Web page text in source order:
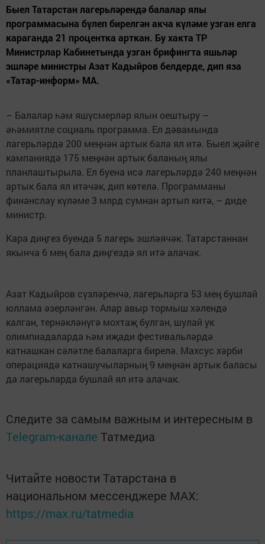
Быел Татарстан лагерьләрендә балалар ялы
программасына бүлеп бирелгән акча күләме узган елга
караганда 21 процентка арткан. Бу хакта ТР
Министрлар Кабинетында узган брифингта яшьләр
эшләре министры Азат Кадыйров белдерде, дип яза
«Татар-информ» МА.
– Балалар һәм яшүсмерләр ялын оештыру –
әһәмиятле социаль программа. Ел дәвамында
лагерьләрдә 200 меңнән артык бала ял итә. Быел җәйге
кампаниядә 175 меңнән артык баланың ялы
планлаштырыла. Ел буена исә лагерьләрдә 240 меңнән
артык бала ял итәчәк, дип көтелә. Программаны
финанслау күләме 3 млрд сумнан артып китә, – диде
министр.
Кара диңгез буенда 5 лагерь эшләячәк. Татарстаннан
якынча 6 мең бала диңгездә ял итә алачак.
Азат Кадыйров сүзләренчә, лагерьларга 53 мең бушлай
юллама әзерләнгән. Алар авыр тормыш хәлендә
калган, тернәкләнүгә мохтаҗ булган, шулай ук
олимпиадаларда һәм иҗади фестивальләрдә
катнашкан сәләтле балаларга бирелә. Махсус хәрби
операциядә катнашучыларның 9 меңнән артык баласы
да лагерьларда бушлай ял итә алачак.
Следите за самым важным и интересным в
Telegram-канале Татмедиа
Читайте новости Татарстана в
национальном мессенджере MАХ:
https://max.ru/tatmedia